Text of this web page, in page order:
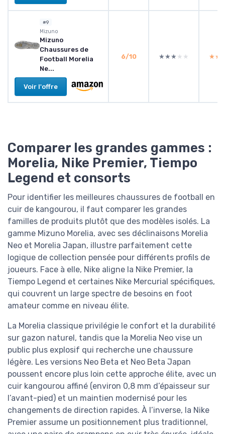
#9
Mizuno
Mizuno
Chaussures de
Football Morelia
Ne...
Voir l'offre
6/10 ★★★★★
★★★★★
Comparer les grandes gammes :
Morelia, Nike Premier, Tiempo
Legend et consorts
Pour identifier les meilleures chaussures de football en
cuir de kangourou, il faut comparer les grandes
familles de produits plutôt que des modèles isolés. La
gamme Mizuno Morelia, avec ses déclinaisons Morelia
Neo et Morelia Japan, illustre parfaitement cette
logique de collection pensée pour différents profils de
joueurs. Face à elle, Nike aligne la Nike Premier, la
Tiempo Legend et certaines Nike Mercurial spécifiques,
qui couvrent un large spectre de besoins en foot
amateur comme en niveau élite.
La Morelia classique privilégie le confort et la durabilité
sur gazon naturel, tandis que la Morelia Neo vise un
public plus explosif qui recherche une chaussure
légère. Les versions Neo Beta et Neo Beta Japan
poussent encore plus loin cette approche élite, avec un
cuir kangourou affiné (environ 0,8 mm d’épaisseur sur
l’avant-pied) et un maintien modernisé pour les
changements de direction rapides. À l’inverse, la Nike
Premier assume un positionnement plus traditionnel,